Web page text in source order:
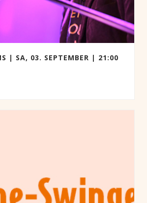
| SA, 03. SEPTEMBER | 21:00